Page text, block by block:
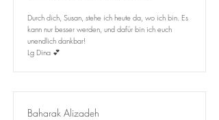
Durch dich, Susan, stehe ich heute da, wo ich bin. Es
kann nur besser werden, und dafür bin ich euch
unendlich dankbar!
Lg Dina 💕
Baharak Alizadeh